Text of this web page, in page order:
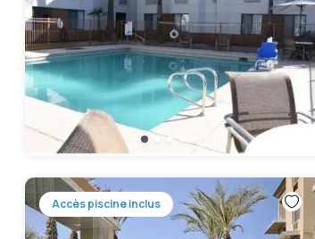
Accès piscine inclus